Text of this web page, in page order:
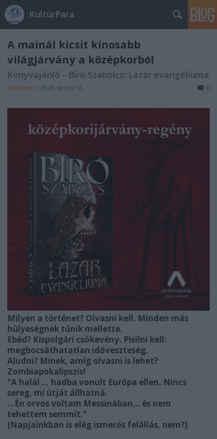
KultúrPara
A mainál kicsit kínosabb
világjárvány a középkorból
Könyvajánló - Bíró Szabolcs: Lázár evangéliuma
Carbonari • 2020. április 18. 0
Milyen a történet? Olvasni kell. Minden más
hülyeségnek tűnik mellette.
Ebéd? Kispolgári csökevény. Pisilni kell:
megbocsáthatatlan időveszteség.
Aludni? Minek, amíg olvasni is lehet?
Zombiapokalipszis!
"A halál ... hadba vonult Európa ellen. Nincs
sereg, mi útját állhatná.
...Én orvos voltam Messinában… és nem
tehettem semmit."
(Napjainkban is elég ismerős felállás, nem?)